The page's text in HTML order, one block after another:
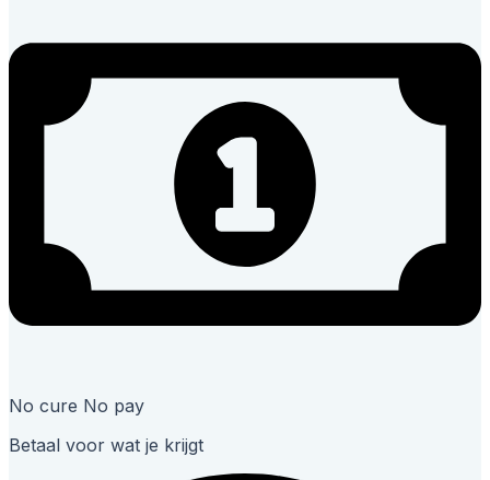
No cure No pay
Betaal voor wat je krijgt